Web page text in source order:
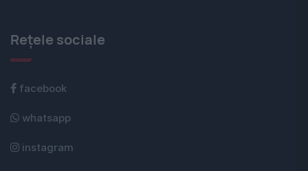
Rețele sociale
facebook
whatsapp
instagram